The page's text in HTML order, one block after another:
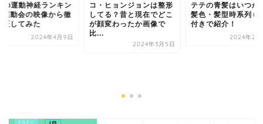
の運動神経ランキン
運動会の映像から徹
証してみた
2024年4月9日
コ・ヒョンジョンは整形
してる？昔と現在でどこ
が顔変わったか画像で
比...
2024年3月5日
テテの青髪はいつか
髪色・髪型時系列も
付きで紹介！
2024年2